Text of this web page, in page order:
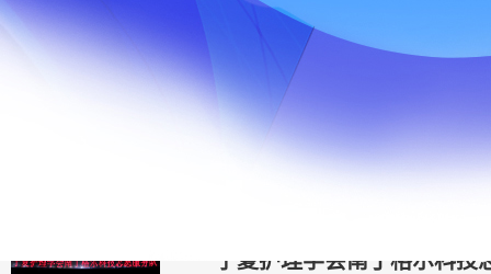
首页>>重要专题 典赞2021科普宁夏>>
金凤区丰登镇卫生院“三长”
疫情期间，你们是战“疫”一线最美的科
务队的责任和担当。
宁夏护理学会南丁格尔科技